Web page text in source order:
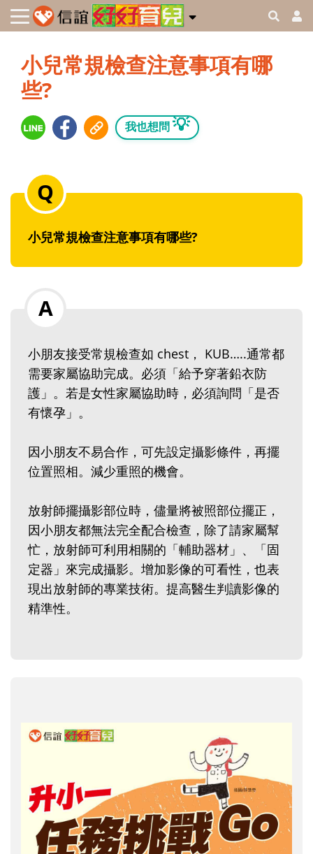
小兒常規檢查注意事項有哪
些?
我也想問 💡
小兒常規檢查注意事項有哪些?
小朋友接受常規檢查如 chest， KUB…..通常都
需要家屬協助完成。必須「給予穿著鉛衣防
護」。若是女性家屬協助時，必須詢問「是否
有懷孕」。
因小朋友不易合作，可先設定攝影條件，再擺
位置照相。減少重照的機會。
放射師擺攝影部位時，儘量將被照部位擺正，
因小朋友都無法完全配合檢查，除了請家屬幫
忙，放射師可利用相關的「輔助器材」、「固
定器」來完成攝影。增加影像的可看性，也表
現出放射師的專業技術。提高醫生判讀影像的
精準性。